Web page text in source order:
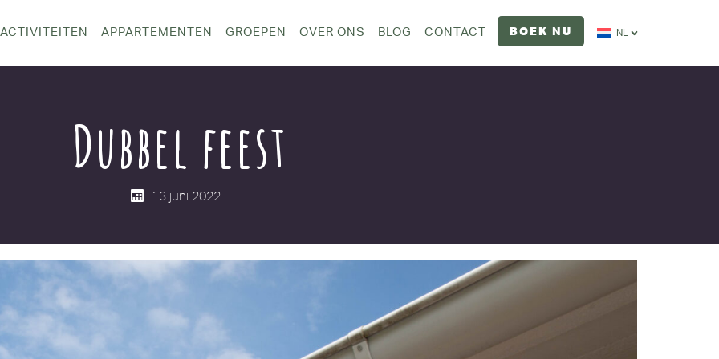
ACTIVITEITEN APPARTEMENTEN GROEPEN OVER ONS BLOG CONTACT BOEK NU NL
Dubbel feest
13 juni 2022